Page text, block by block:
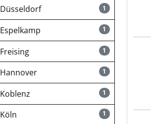
1
Düsseldorf
1
Espelkamp
1
Freising
1
Hannover
1
Koblenz
1
Köln